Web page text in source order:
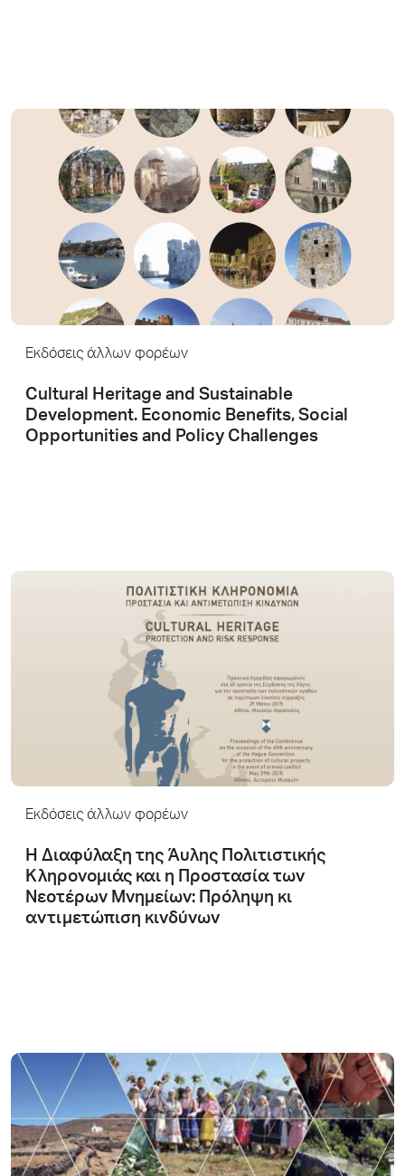
Εκδόσεις άλλων φορέων
Cultural Heritage and Sustainable
Development. Economic Benefits, Social
Opportunities and Policy Challenges
Εκδόσεις άλλων φορέων
H Διαφύλαξη της Άυλης Πολιτιστικής
Κληρονομιάς και η Προστασία των
Νεοτέρων Μνημείων: Πρόληψη κι
αντιμετώπιση κινδύνων